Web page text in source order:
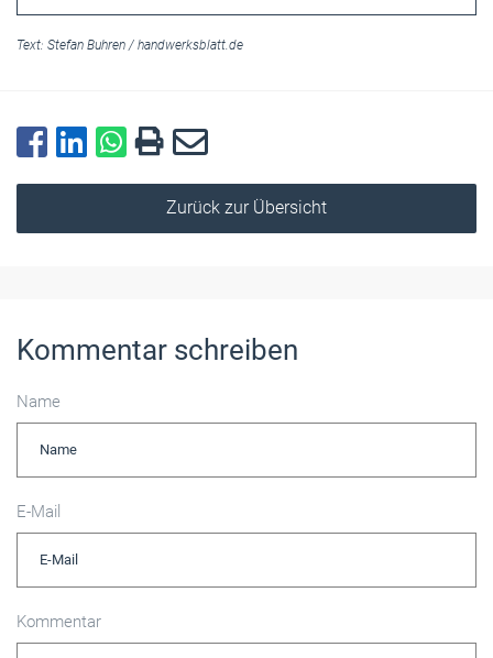
Text: Stefan Buhren / handwerksblatt.de
Zurück zur Übersicht
Kommentar schreiben
Name
E-Mail
Kommentar